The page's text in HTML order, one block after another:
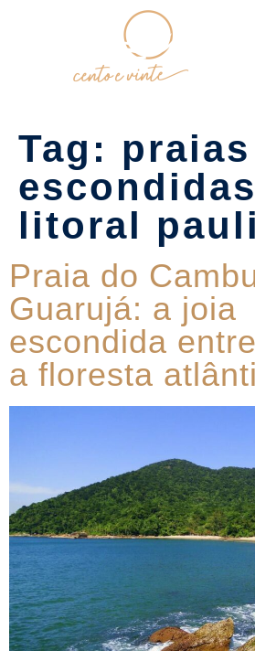
Tag: praias
litoral
Praia do
Guarujá: a joia
escondida
a floresta